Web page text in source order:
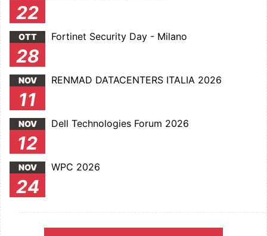
22
OTT
28
Fortinet Security Day - Milano
NOV
11
RENMAD DATACENTERS ITALIA 2026
NOV
12
Dell Technologies Forum 2026
NOV
24
WPC 2026